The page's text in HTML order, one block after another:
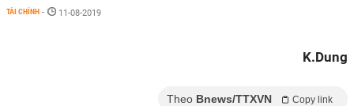
TÀI CHÍNH - 11-08-2019
K.Dung
Theo Bnews/TTXVN Copy link